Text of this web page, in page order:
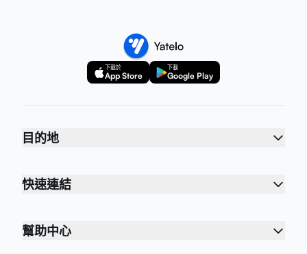
下載於
App Store
下載
Google Play
目的地
快速連結
幫助中心